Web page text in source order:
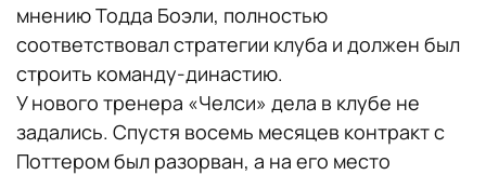
мнению Тодда Боэли, полностью
соответствовал стратегии клуба и должен был
строить команду-династию.
У нового тренера «Челси» дела в клубе не
задались. Спустя восемь месяцев контракт с
Поттером был разорван, а на его место